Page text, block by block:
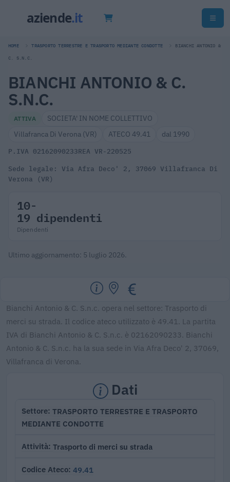
HOME TRASPORTO TERRESTRE E TRASPORTO MEDIANTE CONDOTTE BIANCHI ANTONIO &
C. S.N.C.
BIANCHI ANTONIO & C.
S.N.C.
ATTIVA
SOCIETA' IN NOME COLLETTIVO
Villafranca Di Verona (VR)
ATECO 49.41 dal 1990
P.IVA 02162090233REA VR-220525
Sede legale: Via Afra Deco' 2, 37069 Villafranca Di
Verona (VR)
10-
19 dipendenti
Dipendenti
Ultimo aggiornamento: 5 luglio 2026.
Bianchi Antonio & C. S.n.c. opera nel settore: Trasporto di
merci su strada. Il codice ateco utilizzato è 49.41. La partita
IVA di Bianchi Antonio & C. S.n.c. è 02162090233. Bianchi
Antonio & C. S.n.c. ha la sua sede in Via Afra Deco' 2, 37069,
Villafranca di Verona.
Dati
Settore TRASPORTO TERRESTRE E TRASPORTO
MEDIANTE CONDOTTE
Attività Trasporto di merci su strada
Codice Ateco 49.41